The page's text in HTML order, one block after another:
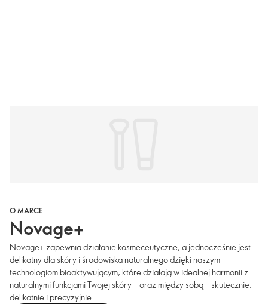
O MARCE
Novage+
Novage+ zapewnia działanie kosmeceutyczne, a jednocześnie jest
delikatny dla skóry i środowiska naturalnego dzięki naszym
technologiom bioaktywującym, które działają w idealnej harmonii z
naturalnymi funkcjami Twojej skóry – oraz między sobą – skutecznie,
delikatnie i precyzyjnie.